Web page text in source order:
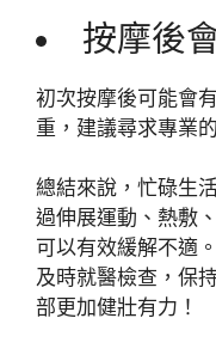
按摩後
初次按摩後可能會
重，建議尋求專業
總結來說，忙碌生
過伸展運動、熱敷
可以有效緩解不適
及時就醫檢查，保
部更加健壯有力！